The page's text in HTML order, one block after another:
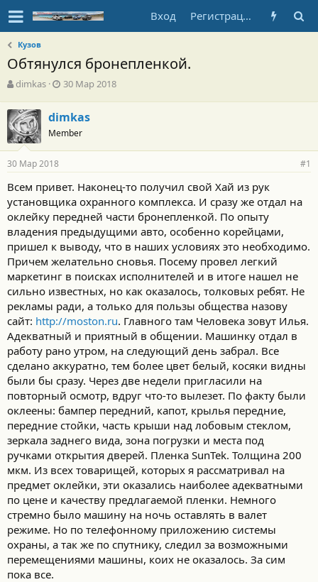
Вход Регистрация
Кузов
Обтянулся бронепленкой.
А
т
о
р
т
е
м
ы
dimkas
Д
а
н
а
л
а
30 Мар 2018
dimkas
Member
30 Мар 2018 #1
Всем привет. Наконец-то получил свой Хай из рук
установщика охранного комплекса. И сразу же отдал на
оклейку передней части бронепленкой. По опыту
владения предыдущими авто, особенно корейцами,
пришел к выводу, что в наших условиях это необходимо.
Причем желательно сновья. Посему провел легкий
маркетинг в поисках исполнителей и в итоге нашел не
сильно известных, но как оказалось, толковых ребят. Не
рекламы ради, а только для пользы общества назову
сайт: http://moston.ru. Главного там Человека зовут Илья.
Адекватный и приятный в общении. Машинку отдал в
работу рано утром, на следующий день забрал. Все
сделано аккуратно, тем более цвет белый, косяки видны
были бы сразу. Через две недели пригласили на
повторный осмотр, вдруг что-то вылезет. По факту были
оклеены: бампер передний, капот, крылья передние,
передние стойки, часть крыши над лобовым стеклом,
зеркала заднего вида, зона погрузки и места под
ручками открытия дверей. Пленка SunTek. Толщина 200
мкм. Из всех товарищей, которых я рассматривал на
предмет оклейки, эти оказались наиболее адекватными
по цене и качеству предлагаемой пленки. Немного
стремно было машину на ночь оставлять в валет
режиме. Но по телефонному приложению системы
охраны, а так же по спутнику, следил за возможными
перемещениями машины, коих не оказалось. За сим
пока все.